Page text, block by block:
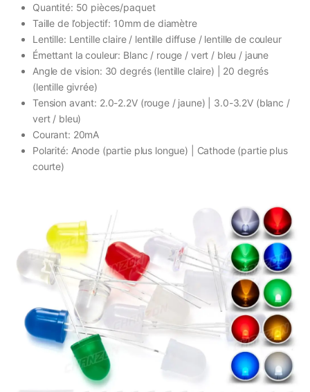
Quantité: 50 pièces/paquet
Taille de l’objectif: 10mm de diamètre
Lentille: Lentille claire / lentille diffuse / lentille de couleur
Émettant la couleur: Blanc / rouge / vert / bleu / jaune
Angle de vision: 30 degrés (lentille claire) | 20 degrés
(lentille givrée)
Tension avant: 2.0-2.2V (rouge / jaune) | 3.0-3.2V (blanc /
vert / bleu)
Courant: 20mA
Polarité: Anode (partie plus longue) | Cathode (partie plus
courte)